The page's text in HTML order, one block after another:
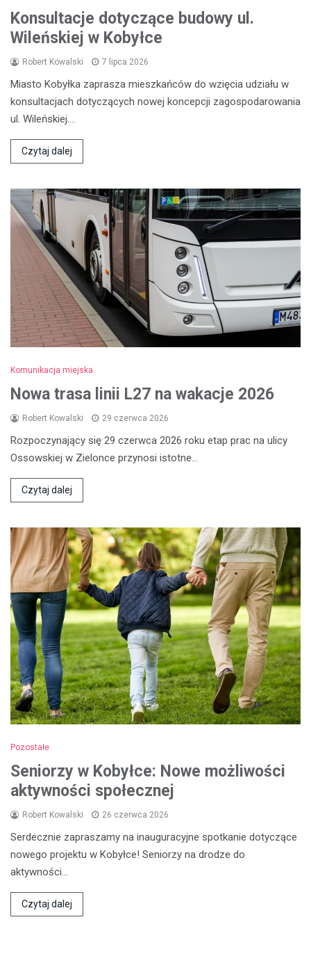
Konsultacje dotyczące budowy ul.
Wileńskiej w Kobyłce
Robert Kowalski 7 lipca 2026
Miasto Kobyłka zaprasza mieszkańców do wzięcia udziału w
konsultacjach dotyczących nowej koncepcji zagospodarowania
ul. Wileńskiej.…
Czytaj dalej
Komunikacja miejska
Nowa trasa linii L27 na wakacje 2026
Robert Kowalski 29 czerwca 2026
Rozpoczynający się 29 czerwca 2026 roku etap prac na ulicy
Ossowskiej w Zielonce przynosi istotne…
Czytaj dalej
Pozostałe
Seniorzy w Kobyłce: Nowe możliwości
aktywności społecznej
Robert Kowalski 26 czerwca 2026
Serdecznie zapraszamy na inauguracyjne spotkanie dotyczące
nowego projektu w Kobyłce! Seniorzy na drodze do
aktywności…
Czytaj dalej